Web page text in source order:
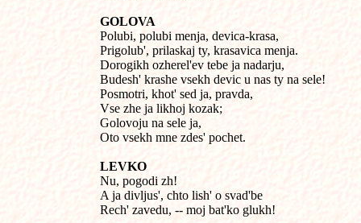
GOLOVA
Polubi, polubi menja, devica-krasa,
Prigolub', prilaskaj ty, krasavica menja.
Dorogikh ozherel'ev tebe ja nadarju,
Budesh' krashe vsekh devic u nas ty na sele!
Posmotri, khot' sed ja, pravda,
Vse zhe ja likhoj kozak;
Golovoju na sele ja,
Oto vsekh mne zdes' pochet.
LEVKO
Nu, pogodi zh!
A ja divljus', chto lish' o svad'be
Rech' zavedu, -- moj bat'ko glukh!